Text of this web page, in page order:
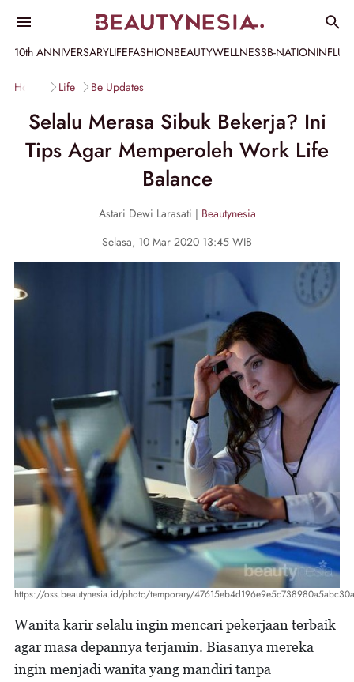
10th ANNIVERSARYLIFEFASHIONBEAUTYWELLNESSB-NATION
Home Life Be Updates
Selalu Merasa Sibuk Bekerja? Ini
Tips Agar Memperoleh Work Life
Balance
Astari Dewi Larasati | Beautynesia
Selasa, 10 Mar 2020 13:45 WIB
https://oss.beautynesia.id/photo/temporary/
Wanita karir selalu ingin mencari pekerjaan terbaik
agar masa depannya terjamin. Biasanya mereka
ingin menjadi wanita yang mandiri tanpa